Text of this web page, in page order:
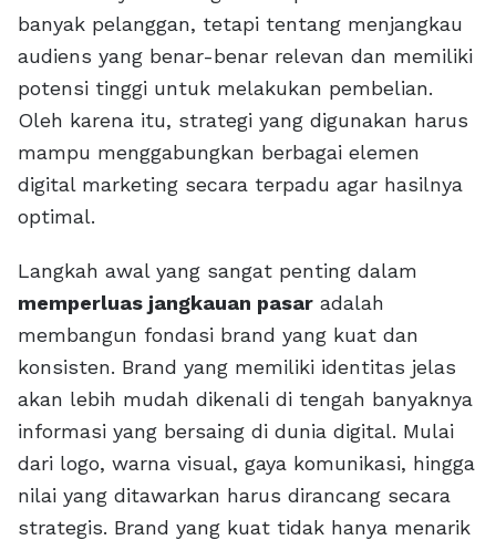
banyak pelanggan, tetapi tentang menjangkau
audiens yang benar-benar relevan dan memiliki
potensi tinggi untuk melakukan pembelian.
Oleh karena itu, strategi yang digunakan harus
mampu menggabungkan berbagai elemen
digital marketing secara terpadu agar hasilnya
optimal.
Langkah awal yang sangat penting dalam
memperluas jangkauan pasar adalah
membangun fondasi brand yang kuat dan
konsisten. Brand yang memiliki identitas jelas
akan lebih mudah dikenali di tengah banyaknya
informasi yang bersaing di dunia digital. Mulai
dari logo, warna visual, gaya komunikasi, hingga
nilai yang ditawarkan harus dirancang secara
strategis. Brand yang kuat tidak hanya menarik